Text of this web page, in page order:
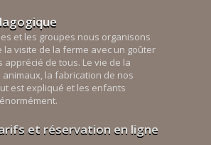
et les groupes nous organisons
la visite de la ferme avec un goûter
de tous. Le vie de la
la fabrication de nos
est expliqué et les enfants
et réservation en ligne